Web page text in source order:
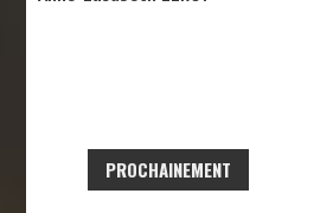
PROCHAINEMENT